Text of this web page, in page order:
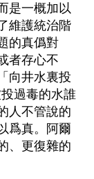
是一概加以
維護統治階
的真僞對
者存心不
向井水裏投
過毒的水誰
人不管說的
爲真。阿爾
、更復雜的